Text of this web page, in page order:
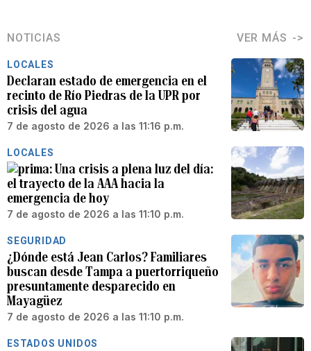
NOTICIAS VER MÁS
LOCALES
Declaran estado de emergencia en el
recinto de Río Piedras de la UPR por
crisis del agua
7 de agosto de 2026 a las 11:16 p.m.
LOCALES
Una crisis a plena luz del día:
el trayecto de la AAA hacia la
emergencia de hoy
7 de agosto de 2026 a las 11:10 p.m.
SEGURIDAD
¿Dónde está Jean Carlos? Familiares
buscan desde Tampa a puertorriqueño
presuntamente desparecido en
Mayagüez
7 de agosto de 2026 a las 11:10 p.m.
ESTADOS UNIDOS